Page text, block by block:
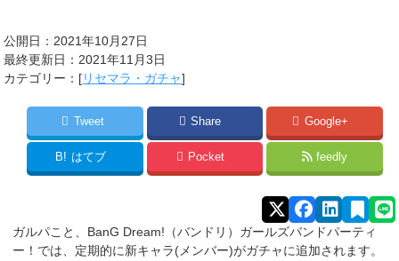
公開日：2021年10月27日
最終更新日：2021年11月3日
カテゴリー：[リセマラ・ガチャ]
Tweet Share Google+
B! はてブ Pocket feedly
ガルパこと、BanG Dream!（バンドリ）ガールズバンドパーティ
ー！では、定期的に新キャラ(メンバー)がガチャに追加されます。